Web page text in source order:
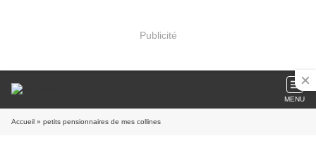
Publicité
MENU
Accueil » petits pensionnaires de mes collines